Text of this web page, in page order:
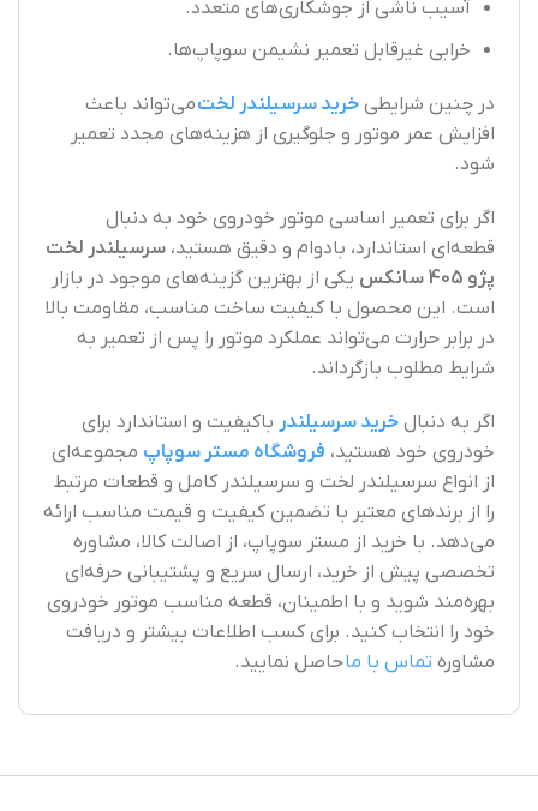
آسیب ناشی از جوشکاری‌های متعدد.
خرابی غیرقابل تعمیر نشیمن سوپاپ‌ها.
در چنین شرایطی خرید سرسیلندر لختمی‌تواند باعث
افزایش عمر موتور و جلوگیری از هزینه‌های مجدد تعمیر
شود.
اگر برای تعمیر اساسی موتور خودروی خود به دنبال
قطعه‌ای استاندارد، بادوام و دقیق هستید، سرسیلندر لخت
پژو 405 سانکس
یکی از بهترین گزینه‌های موجود در بازار
است. این محصول با کیفیت ساخت مناسب، مقاومت بالا
در برابر حرارت می‌تواند عملکرد موتور را پس از تعمیر به
شرایط مطلوب بازگرداند.
اگر به دنبال خرید سرسیلندر باکیفیت و استاندارد برای
خودروی خود هستید، فروشگاه مستر سوپاپ مجموعه‌ای
از انواع سرسیلندر لخت و سرسیلندر کامل و قطعات مرتبط
را از برندهای معتبر با تضمین کیفیت و قیمت مناسب ارائه
می‌دهد. با خرید از مستر سوپاپ، از اصالت کالا، مشاوره
تخصصی پیش از خرید، ارسال سریع و پشتیبانی حرفه‌ای
بهره‌مند شوید و با اطمینان، قطعه مناسب موتور خودروی
خود را انتخاب کنید. برای کسب اطلاعات بیشتر و دریافت
مشاوره تماس با ماحاصل نمایید.